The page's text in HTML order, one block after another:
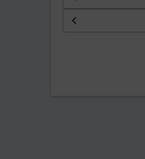
Uhrzeit der Hinfahrt